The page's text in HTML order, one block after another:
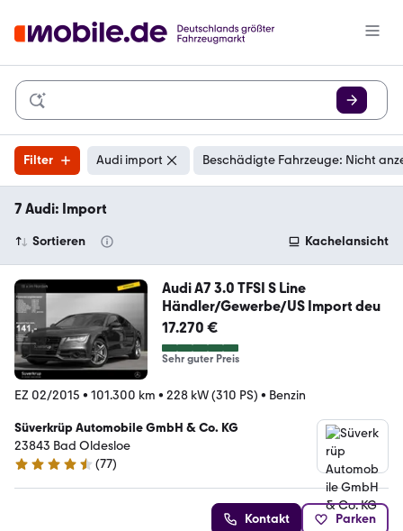
Filter Audi import Beschädigte Fahrzeuge: Nicht
7 Audi: Import
Sortieren Kachelansicht
Audi A7 3.0 TFSI S Line
Händler/Gewerbe/US Import deu
17.270 €
Sehr guter Preis
EZ 02/2015 • 101.300 km • 228 kW (310 PS) • Benzin
Süverkrüp Automobile GmbH & Co. KG
23843 Bad Oldesloe
4.7 Sterne
(77)
Kontakt Parken